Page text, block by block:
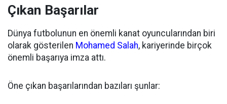
Çıkan Başarılar
Dünya futbolunun en önemli kanat oyuncularından biri
olarak gösterilen Mohamed Salah, kariyerinde birçok
önemli başarıya imza attı.
Öne çıkan başarılarından bazıları şunlar: